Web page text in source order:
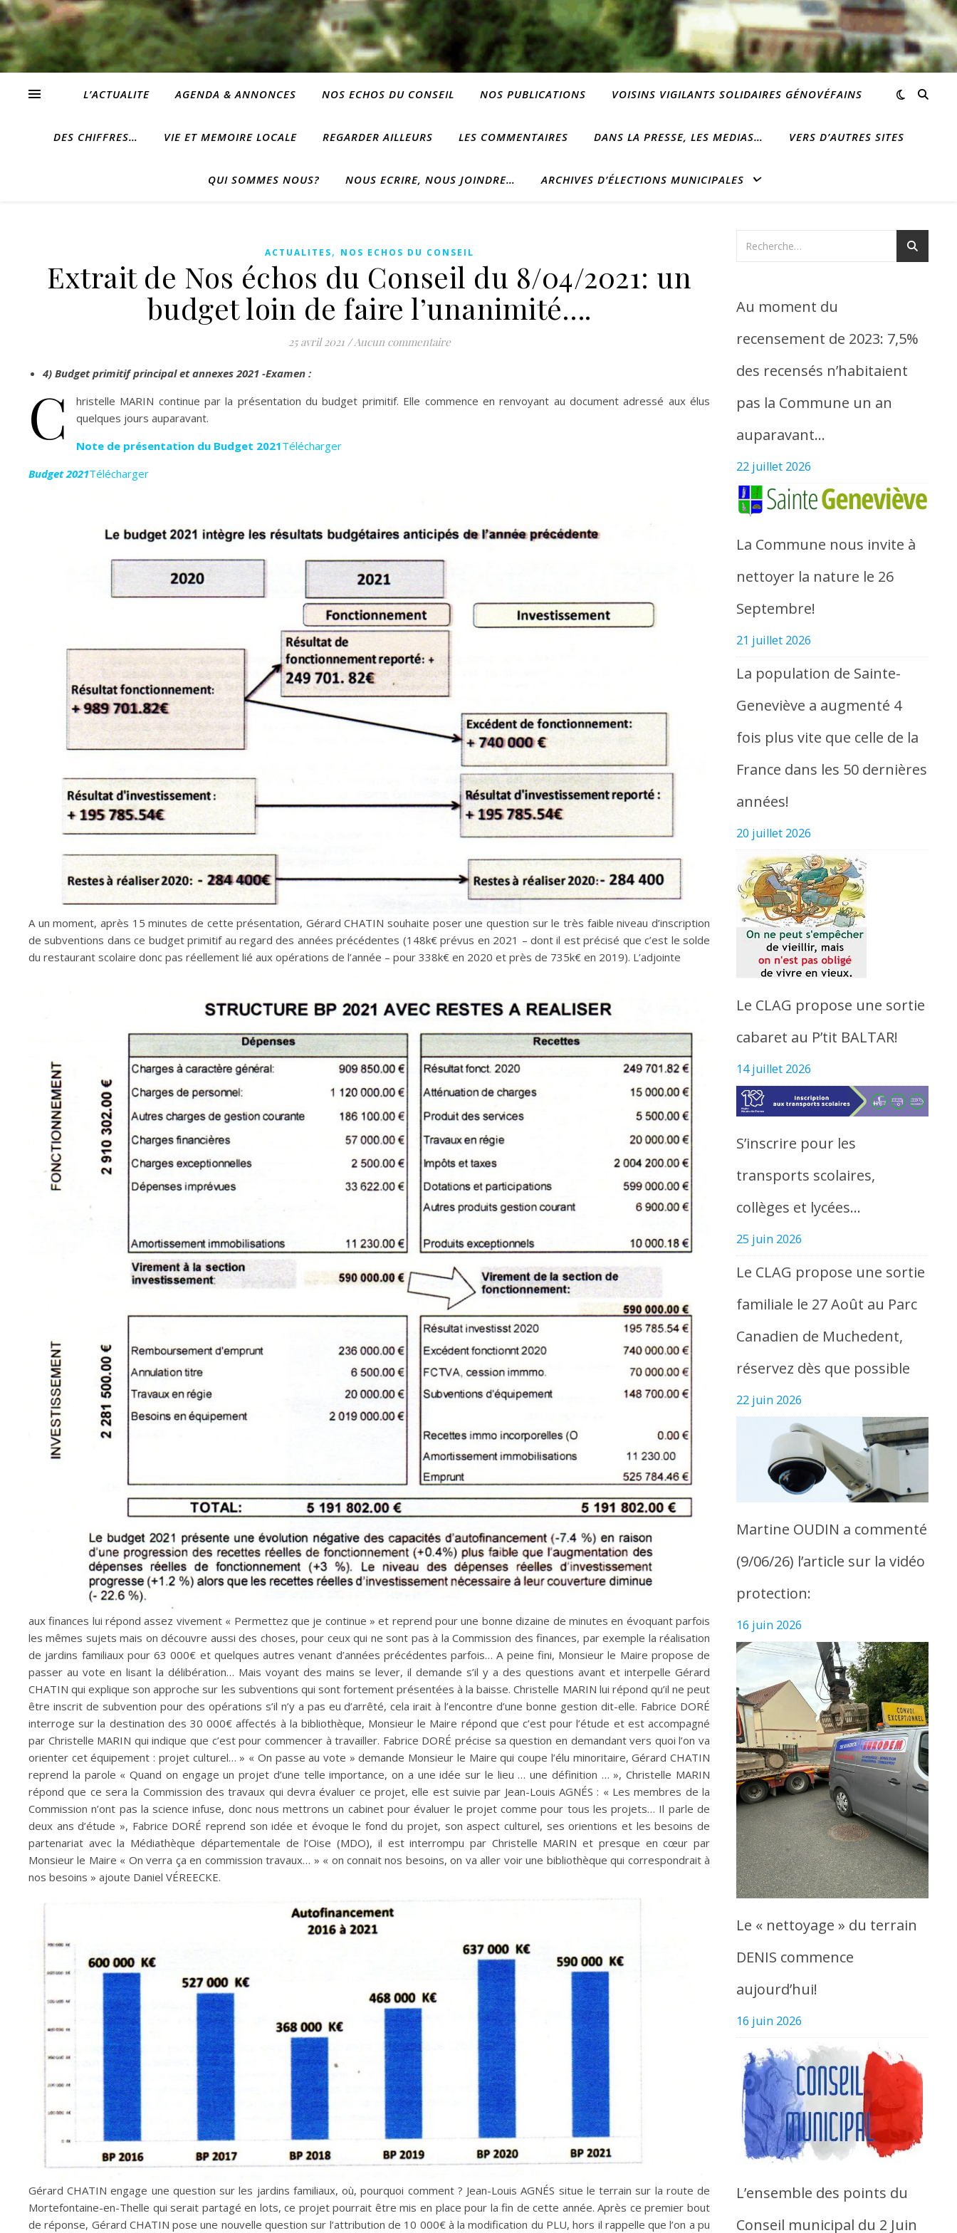
L’ACTUALITE AGENDA & ANNONCES NOS ECHOS DU CONSEIL NOS PUBLICATIONS VOISINS VIGILANTS SOLIDAIRES GÉNOVÉFAINS
DES CHIFFRES… VIE ET MEMOIRE LOCALE REGARDER AILLEURS LES COMMENTAIRES DANS LA PRESSE, LES MEDIAS… VERS D’AUTRES SITES
QUI SOMMES NOUS? NOUS ECRIRE, NOUS JOINDRE… ARCHIVES D’ÉLECTIONS MUNICIPALES
ACTUALITES, NOS ECHOS DU CONSEIL
Extrait de Nos échos du Conseil du 8/04/2021: un
budget loin de faire l’unanimité….
25 avril 2021 /Aucun commentaire
4) Budget primitif principal et annexes 2021 -Examen :
C
hristelle MARIN continue par la présentation du budget primitif. Elle commence en renvoyant au document adressé aux élus
quelques jours auparavant.
Note de présentation du Budget 2021Télécharger
Budget 2021Télécharger
A un moment, après 15 minutes de cette présentation, Gérard CHATIN souhaite poser une question sur le très faible niveau d’inscription
de subventions dans ce budget primitif au regard des années précédentes (148k€ prévus en 2021 – dont il est précisé que c’est le solde
du restaurant scolaire donc pas réellement lié aux opérations de l’année – pour 338k€ en 2020 et près de 735k€ en 2019). L’adjointe
aux finances lui répond assez vivement « Permettez que je continue » et reprend pour une bonne dizaine de minutes en évoquant parfois
les mêmes sujets mais on découvre aussi des choses, pour ceux qui ne sont pas à la Commission des finances, par exemple la réalisation
de jardins familiaux pour 63 000€ et quelques autres venant d’années précédentes parfois… A peine fini, Monsieur le Maire propose de
passer au vote en lisant la délibération… Mais voyant des mains se lever, il demande s’il y a des questions avant et interpelle Gérard
CHATIN qui explique son approche sur les subventions qui sont fortement présentées à la baisse. Christelle MARIN lui répond qu’il ne peut
être inscrit de subvention pour des opérations s’il n’y a pas eu d’arrêté, cela irait à l’encontre d’une bonne gestion dit-elle. Fabrice DORÉ
interroge sur la destination des 30 000€ affectés à la bibliothèque, Monsieur le Maire répond que c’est pour l’étude et est accompagné
par Christelle MARIN qui indique que c’est pour commencer à travailler. Fabrice DORÉ précise sa question en demandant vers quoi l’on va
orienter cet équipement : projet culturel… » « On passe au vote » demande Monsieur le Maire qui coupe l’élu minoritaire, Gérard CHATIN
reprend la parole « Quand on engage un projet d’une telle importance, on a une idée sur le lieu … une définition … », Christelle MARIN
répond que ce sera la Commission des travaux qui devra évaluer ce projet, elle est suivie par Jean-Louis AGNÉS : « Les membres de la
Commission n’ont pas la science infuse, donc nous mettrons un cabinet pour évaluer le projet comme pour tous les projets… Il parle de
deux ans d’étude », Fabrice DORÉ reprend son idée et évoque le fond du projet, son aspect culturel, ses orientions et les besoins de
partenariat avec la Médiathèque départementale de l’Oise (MDO), il est interrompu par Christelle MARIN et presque en cœur par
Monsieur le Maire « On verra ça en commission travaux… » « on connait nos besoins, on va aller voir une bibliothèque qui correspondrait à
nos besoins » ajoute Daniel VÉREECKE.
Gérard CHATIN engage une question sur les jardins familiaux, où, pourquoi comment ? Jean-Louis AGNÉS situe le terrain sur la route de
Mortefontaine-en-Thelle qui serait partagé en lots, ce projet pourrait être mis en place pour la fin de cette année. Après ce premier bout
de réponse, Gérard CHATIN pose une nouvelle question sur l’attribution de 10 000€ à la modification du PLU, hors il rappelle que l’on a pu
Au moment du
recensement de 2023: 7,5%
des recensés n’habitaient
pas la Commune un an
auparavant…
22 juillet 2026
La Commune nous invite à
nettoyer la nature le 26
Septembre!
21 juillet 2026
La population de Sainte-
Geneviève a augmenté 4
fois plus vite que celle de la
France dans les 50 dernières
années!
20 juillet 2026
Le CLAG propose une sortie
cabaret au P’tit BALTAR!
14 juillet 2026
S’inscrire pour les
transports scolaires,
collèges et lycées…
25 juin 2026
Le CLAG propose une sortie
familiale le 27 Août au Parc
Canadien de Muchedent,
réservez dès que possible
22 juin 2026
Martine OUDIN a commenté
(9/06/26) l’article sur la vidéo
protection:
16 juin 2026
Le « nettoyage » du terrain
DENIS commence
aujourd’hui!
16 juin 2026
L’ensemble des points du
Conseil municipal du 2 Juin